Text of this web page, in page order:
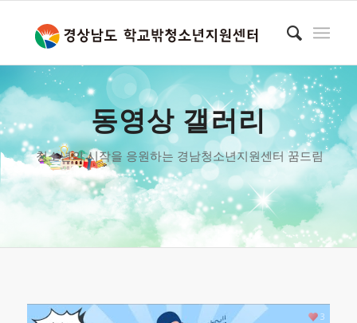
동영상 갤러리
청소년의 시작을 응원하는 경남청소년지원센터 꿈드림
3